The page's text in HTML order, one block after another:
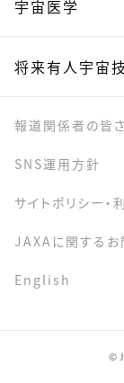
宇宙医学
将来有人宇宙
報道関係者の皆
SNS運用方針
サイトポリシー・
JAXAに関するお
English
©